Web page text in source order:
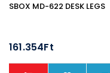
SBOX MD-622 DESK LEGS
161.354Ft